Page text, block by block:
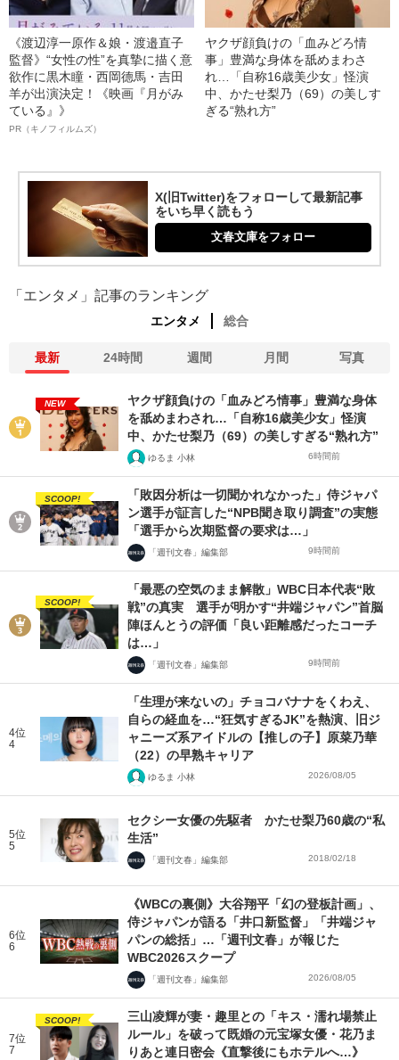
《渡辺淳一原作＆娘・渡邉直子
監督》“女性の性”を真摯に描く意
欲作に黒木瞳・西岡德馬・吉田
羊が出演決定！《映画『月がみ
ている』》
PR（キノフィルムズ）
ヤクザ顔負けの「血みどろ情
事」豊満な身体を舐めまわさ
れ…「自称16歳美少女」怪演
中、かたせ梨乃（69）の美しす
ぎる“熟れ方”
X(旧Twitter)をフォローして最新記事
をいち早く読もう
文春文庫をフォロー
「エンタメ」記事のランキング
エンタメ 総合
最新 24時間 週間 月間 写真
NEW
ヤクザ顔負けの「血みどろ情事」豊満な身体
を舐めまわされ…「自称16歳美少女」怪演
中、かたせ梨乃（69）の美しすぎる“熟れ方”
ゆるま 小林 6時間前
SCOOP!
「敗因分析は一切聞かれなかった」侍ジャパ
ン選手が証言した“NPB聞き取り調査”の実態
「選手から次期監督の要求は…」
「週刊文春」編集部 9時間前
SCOOP!
「最悪の空気のまま解散」WBC日本代表“敗
戦”の真実 選手が明かす“井端ジャパン”首脳
陣ほんとうの評価「良い距離感だったコーチ
は…」
「週刊文春」編集部 9時間前
4位
4
「生理が来ないの」チョコバナナをくわえ、
自らの経血を…“狂気すぎるJK”を熱演、旧ジ
ャニーズ系アイドルの【推しの子】原菜乃華
（22）の早熟キャリア
ゆるま 小林 2026/08/05
5位
5
セクシー女優の先駆者 かたせ梨乃60歳の“私
生活”
「週刊文春」編集部 2018/02/18
6位
6
《WBCの裏側》大谷翔平「幻の登板計画」、
侍ジャパンが語る「井口新監督」「井端ジャ
パンの総括」…「週刊文春」が報じた
WBC2026スクープ
「週刊文春」編集部 2026/08/05
7位
7
SCOOP!
三山凌輝が妻・趣里との「キス・濡れ場禁止
ルール」を破って既婚の元宝塚女優・花乃ま
りあと連日密会《直撃後にもホテルへ…》